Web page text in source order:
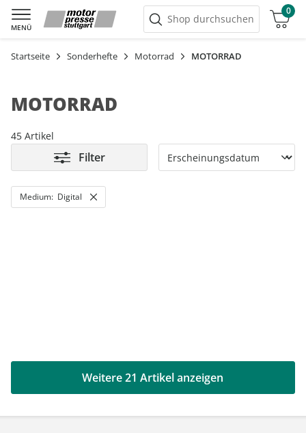
MENÜ
Shop durchsuchen
0
Warenkorb
Startseite Sonderhefte Motorrad MOTORRAD
MOTORRAD
45 Artikel
Filter
Medium: Digital
Weitere 21 Artikel anzeigen